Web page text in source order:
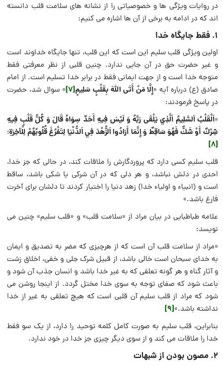
در روایات ویژگی ها و خصوصیاتی را از نشانه های سلامت قلب دانسته
اند که در ادامه به برخی از آن ها اشاره می کنیم:
۱. فقط جایگاه خدا
اولین ویژگی قلب سلیم این است که این قلب، تنها جایگاه خداوند است
و غیر حضرت حق در آن جایی ندارد. چنین قلبی از نظر معرفتی فقط
متوجه خدا است و از جهت ایمانی فقط در برابر خدا تسلیم است. از امام
صادق (ع) درباره آیه «إِلَّا مَنْ أَتَى اللَّهَ بِقَلْبٍ سَلِيمٍ[7]
» سوال شد، حضرت
در پاسخ فرمودند:
«اَلْقَلْبُ اَلسَّلِيمُ اَلَّذِي يَلْقَى رَبَّهُ وَ لَيْسَ فِيهِ أَحَدٌ سِوَاهُ قَالَ وَ كُلُّ قَلْبٍ فِيهِ
شِرْكٌ أَوْ شَكٌّ فَهُوَ سَاقِطٌ وَ إِنَّمَا أَرَادُوا اَلزُّهْدَ فِي اَلدُّنْيَا لِتَفْرُغَ قُلُوبُهُمْ لِلْآخِرَةِ؛
[8]
قلب سلیم كسى دارد كه پروردگارش را ملاقات كند، در حالى كه جز خدا،
احدى در دلش نباشد، و هر دلى كه در آن شركى يا شكى باشد، ساقط‍‌
است و (انبياء و اولياء خدا) زهد دنيا را اختيار كردند تا دلشان براى آخرت
فارغ باشد.»
علامه طباطبایی در بیان مراد از «سلامت قلب» و «قلب سلیم» چنین می
نویسد:
«مراد از سلامت قلب آن است که از هرچیزی که مضر به تصدیق و ایمان
به خدای سبحان است خالی باشد، از قبیل شرک جلی و خفی، اخلاق زشت
و آثار گناه و هر گونه تعلقی که به غیر خدا باشد و انسان جذب آن شود و
باعث شود که صفای توجه به سوی خدا مختل گردد. از اینجا روشن می
شود که مراد از قلب سلیم آن قلبی است که هیچ تعلقی به غیر از خدا
نداشته باشد.»[9]
بنابراین، قلب سلیم به صورت کامل کلمه توحید را دارد، از یک سو فقط
خدا را ملاقات می کند و از سوی دیگر چیزی جز خدا در خود ندارد.
۲. مصون بودن از شبهات